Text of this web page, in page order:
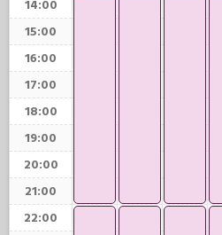
14:00
15:00
16:00
17:00
18:00
19:00
20:00
21:00
22:00